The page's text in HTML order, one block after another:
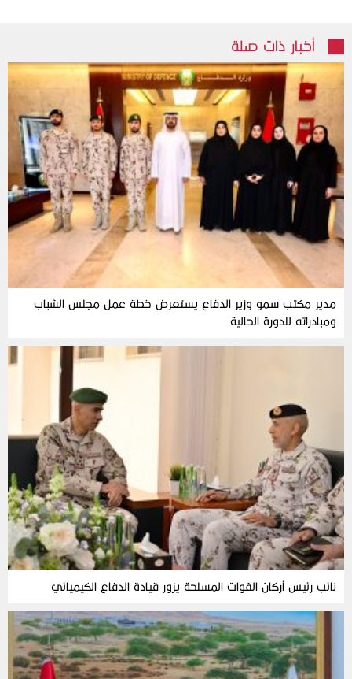
أخبار ذات صلة
مدير مكتب سمو وزير الدفاع يستعرض خطة عمل مجلس الشباب
ومبادراته للدورة الحالية
نائب رئيس أركان القوات المسلحة يزور قيادة الدفاع الكيميائي